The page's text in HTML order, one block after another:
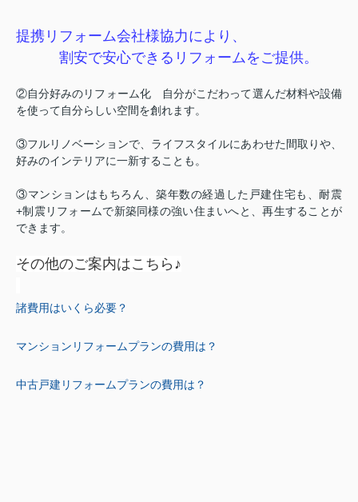
提携リフォーム会社様協力により、
割安で安心できるリフォームをご提供。
②自分好みのリフォーム化 自分がこだわって選んだ材料や設備
を使って自分らしい空間を創れます。
③フルリノベーションで、ライフスタイルにあわせた間取りや、
好みのインテリアに一新することも。
③マンションはもちろん、築年数の経過した戸建住宅も、耐震
+制震リフォームで新築同様の強い住まいへと、再生することが
できます。
その他のご案内はこちら♪
諸費用はいくら必要？
マンションリフォームプランの費用は？
中古戸建リフォームプランの費用は？